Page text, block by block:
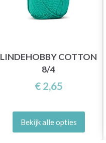
LINDEHOBBY COTTON
8/4
€ 2,65
Bekijk alle opties